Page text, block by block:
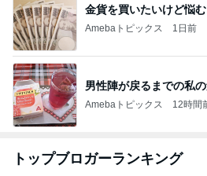
金貨を買いたいけど悩
Amebaトピックス 1日前
男性陣が戻るまでの私
Amebaトピックス 12時間
トップブロガーランキング